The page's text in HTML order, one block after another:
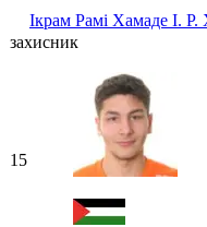
Ікрам Рамі Хамаде І. Р.
захисник
15